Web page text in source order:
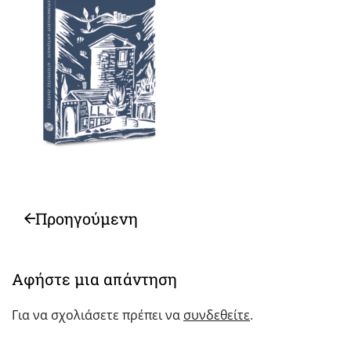
Προηγούμενη
Αφήστε μια απάντηση
Για να σχολιάσετε πρέπει να συνδεθείτε.